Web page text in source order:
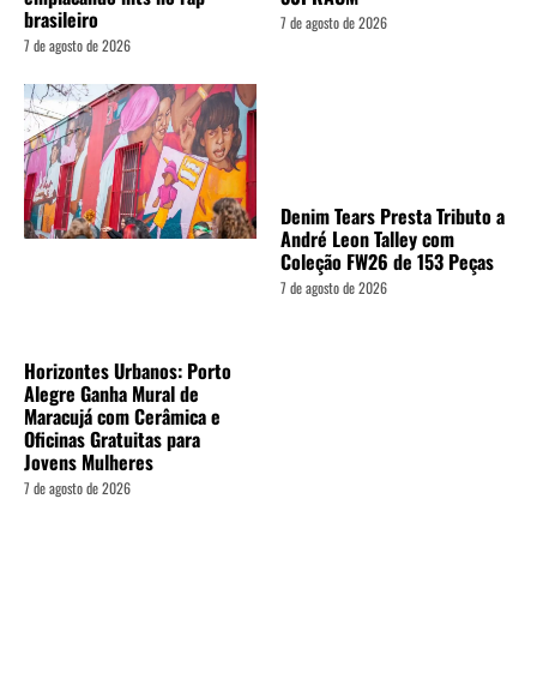
brasileiro
7 de agosto de 2026
7 de agosto de 2026
Horizontes Urbanos: Porto
Alegre Ganha Mural de
Maracujá com Cerâmica e
Oficinas Gratuitas para
Jovens Mulheres
7 de agosto de 2026
Denim Tears Presta Tributo a
André Leon Talley com
Coleção FW26 de 153 Peças
7 de agosto de 2026